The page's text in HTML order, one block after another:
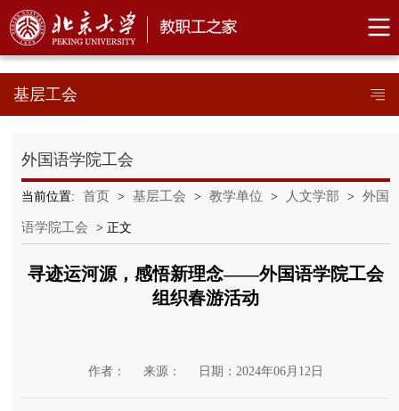
基层工会
外国语学院工会
当前位置: 首页 > 基层工会 > 教学单位 > 人文学部 > 外国
语学院工会 > 正文
寻迹运河源，感悟新理念——外国语学院工会
组织春游活动
作者： 来源： 日期：2024年06月12日